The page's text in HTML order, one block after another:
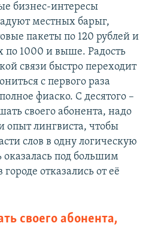
бизнес-интересы
местных барыг,
пакеты по 120 рублей и
по 1000 и выше. Радость
связи быстро переходит
с первого раза
фиаско. С десятого –
своего абонента, надо
опыт лингвиста, чтобы
слов в одну логическую
оказалась под большим
отказались от её
своего абонента,